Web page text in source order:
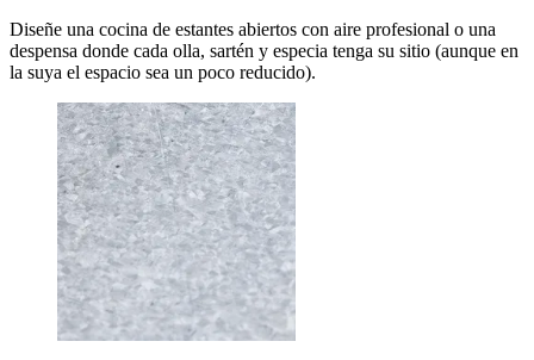
Diseñe una cocina de estantes abiertos con aire profesional o una
despensa donde cada olla, sartén y especia tenga su sitio (aunque en
la suya el espacio sea un poco reducido).